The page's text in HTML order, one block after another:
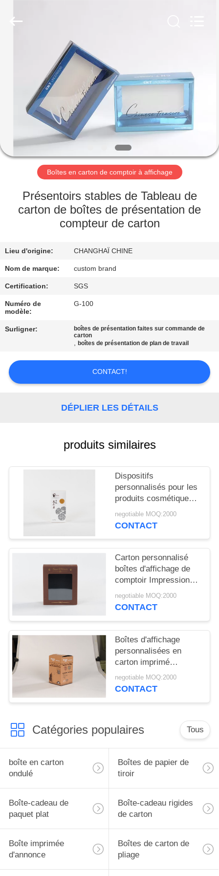
PRODUITS
VIDÉOS
AU
SUJET
NOUS
CONTRÔLE
DE
QUALITÉ
CONTACTEZ-
NOUVELLES
Packaging
Co.,Ltd.
Boîtes en carton de comptoir à affichage
Présentoirs stables de Tableau de
carton de boîtes de présentation de
compteur de carton
Lieu d'origine: CHANGHAÏ CHINE
Nom de marque: custom brand
Certification: SGS
Numéro de
modèle:
G-100
Surligner:
boîtes de présentation faites sur commande de
carton
,boîtes de présentation de plan de travail
CONTACT!
DÉPLIER LES DÉTAILS
produits similaires
Dispositifs
personnalisés pour les
produits cosmétiques
du supermarché
negotiable MOQ:2000
CONTACT
Carton personnalisé
boîtes d'affichage de
comptoir Impression
CMYK/PMS pour les
cosmétiques Affichage
negotiable MOQ:2000
CONTACT
Boîtes d'affichage
personnalisées en
carton imprimé
CMYK/PMS pour
supermarchés
negotiable MOQ:2000
CONTACT
Catégories populaires Tous
boîte en carton
ondulé
Boîtes de papier de
tiroir
Boîte-cadeau de
paquet plat
Boîte-cadeau rigides
de carton
Boîte imprimée
d'annonce
Boîtes de carton de
pliage